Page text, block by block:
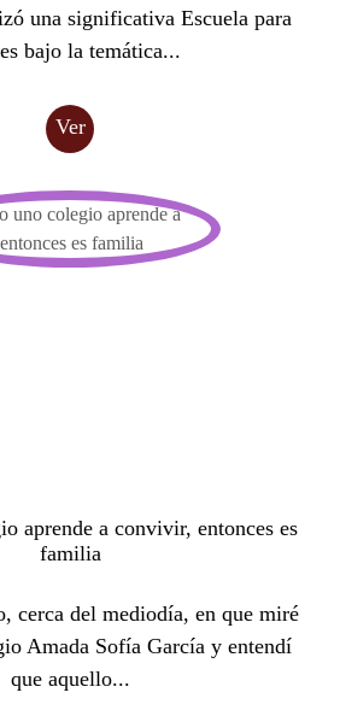
una significativa Escuela para
bajo la temática...
Ver
aprende a convivir, entonces es
familia
cerca del mediodía, en que miré
Amada Sofía García y entendí
que aquello...